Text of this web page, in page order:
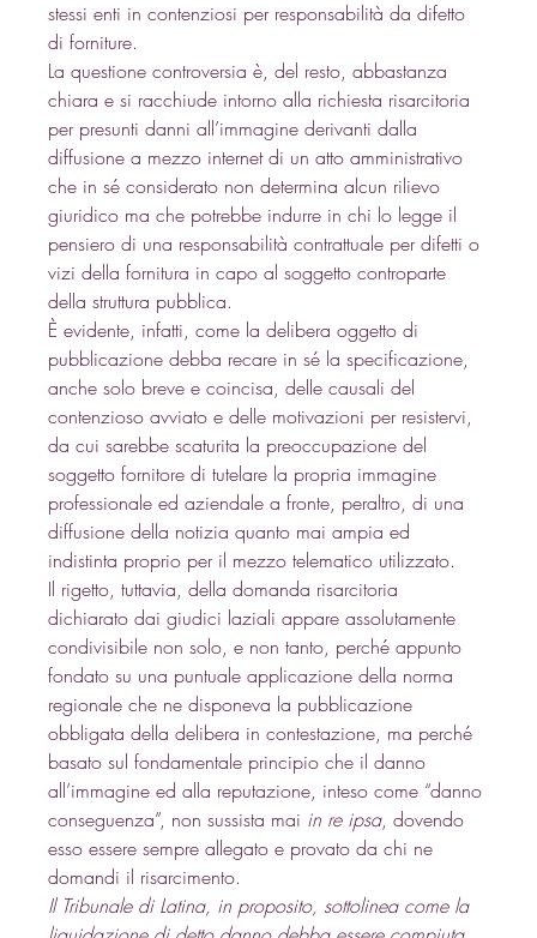
stessi enti in contenziosi per responsabilità da difetto
di forniture.
La questione controversia è, del resto, abbastanza
chiara e si racchiude intorno alla richiesta risarcitoria
per presunti danni all’immagine derivanti dalla
diffusione a mezzo internet di un atto amministrativo
che in sé considerato non determina alcun rilievo
giuridico ma che potrebbe indurre in chi lo legge il
pensiero di una responsabilità contrattuale per difetti o
vizi della fornitura in capo al soggetto controparte
della struttura pubblica.
È evidente, infatti, come la delibera oggetto di
pubblicazione debba recare in sé la specificazione,
anche solo breve e coincisa, delle causali del
contenzioso avviato e delle motivazioni per resistervi,
da cui sarebbe scaturita la preoccupazione del
soggetto fornitore di tutelare la propria immagine
professionale ed aziendale a fronte, peraltro, di una
diffusione della notizia quanto mai ampia ed
indistinta proprio per il mezzo telematico utilizzato.
Il rigetto, tuttavia, della domanda risarcitoria
dichiarato dai giudici laziali appare assolutamente
condivisibile non solo, e non tanto, perché appunto
fondato su una puntuale applicazione della norma
regionale che ne disponeva la pubblicazione
obbligata della delibera in contestazione, ma perché
basato sul fondamentale principio che il danno
all’immagine ed alla reputazione, inteso come “danno
conseguenza”, non sussista mai in re ipsa, dovendo
esso essere sempre allegato e provato da chi ne
domandi il risarcimento.
Il Tribunale di Latina, in proposito, sottolinea come la